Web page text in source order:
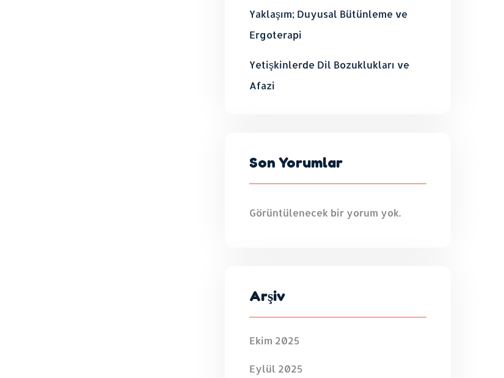
Yaklaşım; Duyusal Bütünleme ve
Ergoterapi
Yetişkinlerde Dil Bozuklukları ve
Afazi
Son Yorumlar
Görüntülenecek bir yorum yok.
Arşiv
Ekim 2025
Eylül 2025